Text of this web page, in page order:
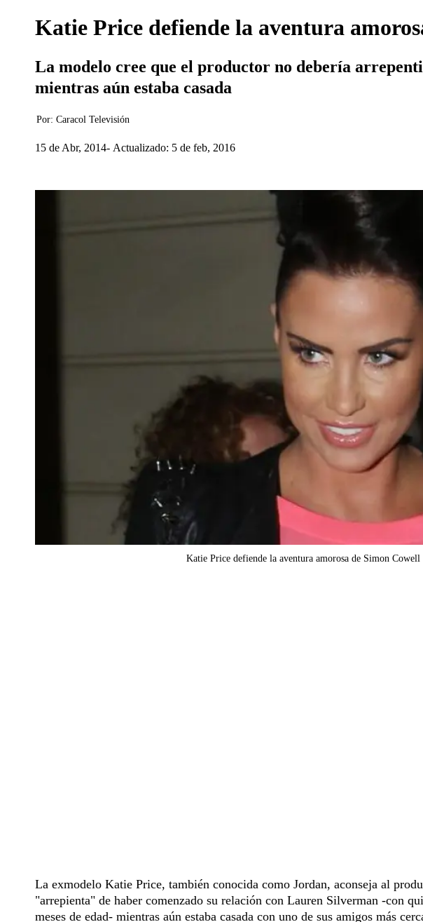
Katie Price defiende la aventura
La modelo cree que el productor no debería
mientras aún estaba casada
Por: Caracol Televisión
15 de Abr, 2014 Actualizado: 5 de feb, 2016
Katie Price defiende la aventura amorosa de Simon Cowell
La exmodelo Katie Price, también conocida como Jordan, aconseja al
"arrepienta" de haber comenzado su relación con Lauren Silverman -con
meses de edad- mientras aún estaba casada con uno de sus amigos más